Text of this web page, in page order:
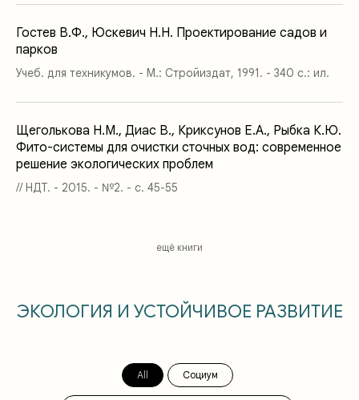
Гостев В.Ф., Юскевич Н.Н. Проектирование садов и
парков
Учеб. для техникумов. - М.: Стройиздат, 1991. - 340 с.: ил.
Щеголькова Н.М., Диас В., Криксунов Е.А., Рыбка К.Ю.
Фито-системы для очистки сточных вод: современное
решение экологических проблем
// НДТ. - 2015. - №2. - с. 45-55
ещё книги
ЭКОЛОГИЯ И УСТОЙЧИВОЕ РАЗВИТИЕ
All Социум